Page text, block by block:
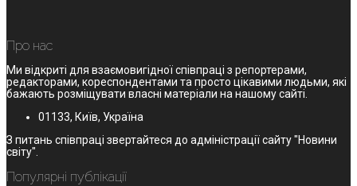
Про нас
Ми відкриті для взаємовигідної співпраці з репортерами,
редакторами, кореспондентами та просто цікавими людьми, які
бажають розміщувати власні матеріали на нашому сайті.
01133, Київ, Україна
З питань співпраці звертайтеся до адміністрації сайту "Новини
світу".
Популярні публікації